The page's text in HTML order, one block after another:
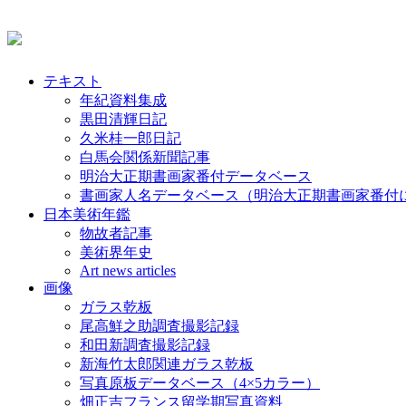
テキスト
年紀資料集成
黒田清輝日記
久米桂一郎日記
白馬会関係新聞記事
明治大正期書画家番付データベース
書画家人名データベース（明治大正期書画家番付
日本美術年鑑
物故者記事
美術界年史
Art news articles
画像
ガラス乾板
尾高鮮之助調査撮影記録
和田新調査撮影記録
新海竹太郎関連ガラス乾板
写真原板データベース（4×5カラー）
畑正吉フランス留学期写真資料